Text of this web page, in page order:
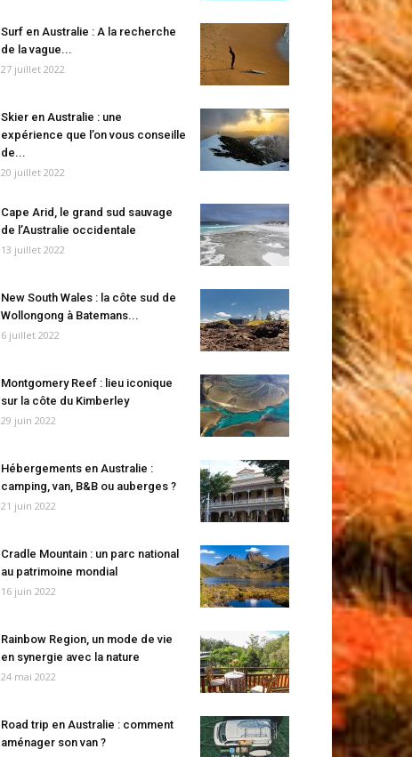
Surf en Australie : A la recherche
de la vague...
27 juillet 2022
Skier en Australie : une
expérience que l’on vous conseille
de...
20 juillet 2022
Cape Arid, le grand sud sauvage
de l’Australie occidentale
13 juillet 2022
New South Wales : la côte sud de
Wollongong à Batemans...
6 juillet 2022
Montgomery Reef : lieu iconique
sur la côte du Kimberley
29 juin 2022
Hébergements en Australie :
camping, van, B&B ou auberges ?
21 juin 2022
Cradle Mountain : un parc national
au patrimoine mondial
16 juin 2022
Rainbow Region, un mode de vie
en synergie avec la nature
24 mai 2022
Road trip en Australie : comment
aménager son van ?